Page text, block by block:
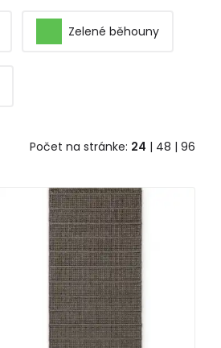
Zelené běhouny
Počet na stránke: 24 | 48 | 96